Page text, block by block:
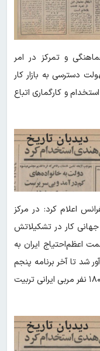
و تمرکز در امر
دسترسی به بازار کار
و کارگماری اتباع
اعلام کرد: در مرکز
جهانی کار در تشکیلاتش
اعظم‌احتیاج ایران به
شد تا آخر برنامه پنجم
در مرکز تعلیمات حرفه ای تورین ایتالیا نیز ۱۸۰۰ نفر مربی ایرانی تربیت